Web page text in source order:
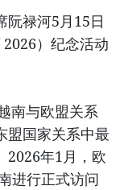
阮禄河5月15日
）纪念活动
南与欧盟关系
盟国家关系中最
2026年1月，欧
进行正式访问